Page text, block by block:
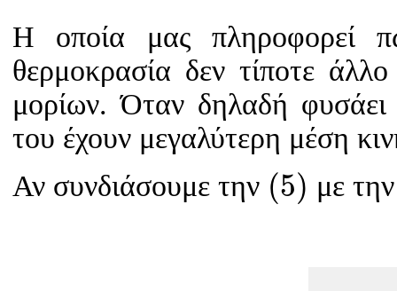
Η οποία μας πληροφορεί
θερμοκρασία δεν τίποτε
μορίων. Όταν δηλαδή φυσάει
του έχουν μεγαλύτερη μέση
Αν συνδιάσουμε την (5)
(5) με